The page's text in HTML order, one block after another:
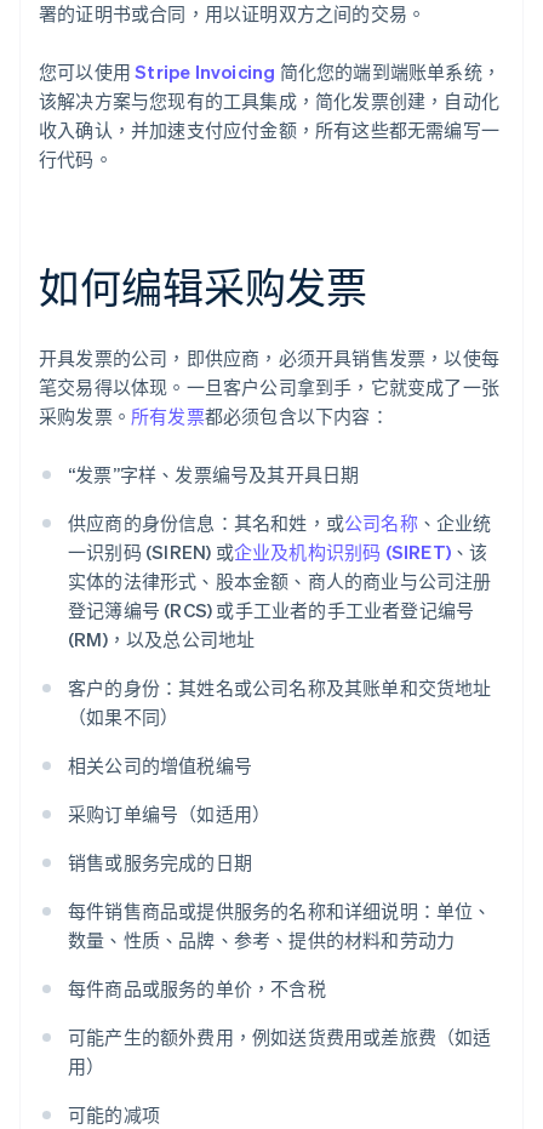
署的证明书或合同，用以证明双方之间的交易。
您可以使用Stripe Invoicing 简化您的端到端账单系统，
该解决方案与您现有的工具集成，简化发票创建，自动化
收入确认，并加速支付应付金额，所有这些都无需编写一
行代码。
如何编辑采购发票
开具发票的公司，即供应商，必须开具销售发票，以使每
笔交易得以体现。一旦客户公司拿到手，它就变成了一张
采购发票。 所有发票都必须包含以下内容：
“发票”字样、发票编号及其开具日期
供应商的身份信息：其名和姓，或公司名称、企业统
一识别码 (SIREN) 或企业及机构识别码 (SIRET) 、该
实体的法律形式、股本金额、商人的商业与公司注册
登记簿编号 (RCS) 或手工业者的手工业者登记编号
(RM)，以及总公司地址
客户的身份：其姓名或公司名称及其账单和交货地址
（如果不同）
相关公司的增值税编号
采购订单编号（如适用）
销售或服务完成的日期
每件销售商品或提供服务的名称和详细说明：单位、
数量、性质、品牌、参考、提供的材料和劳动力
每件商品或服务的单价，不含税
可能产生的额外费用，例如送货费用或差旅费（如适
用）
可能的减项